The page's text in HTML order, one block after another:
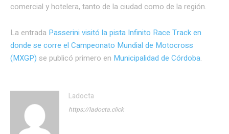
comercial y hotelera, tanto de la ciudad como de la región.
La entrada Passerini visitó la pista Infinito Race Track en
donde se corre el Campeonato Mundial de Motocross
(MXGP) se publicó primero en Municipalidad de Córdoba.
Ladocta
https://ladocta.click